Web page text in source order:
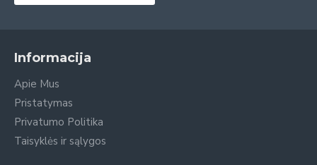
Informacija
Apie Mus
Pristatymas
Privatumo Politika
Taisyklės ir sąlygos